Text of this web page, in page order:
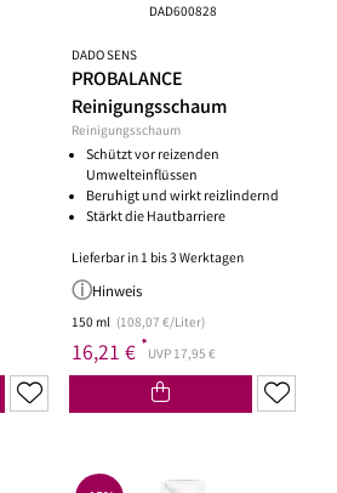
DAD600828
DADO SENS
PROBALANCE
Reinigungsschaum
Reinigungsschaum
Schützt vor reizenden
Umwelteinflüssen
Beruhigt und wirkt reizlindernd
Stärkt die Hautbarriere
Lieferbar in 1 bis 3 Werktagen
Hinweis
150 ml (108,07 €/Liter)
16,21 € *UVP 17,95 €